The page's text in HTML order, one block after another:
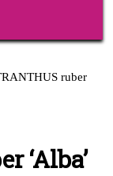
ruber
‘Alba’